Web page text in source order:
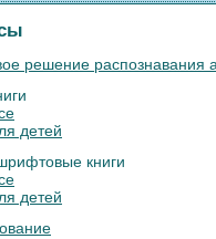
решение распознавания
детей
книги
детей